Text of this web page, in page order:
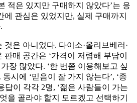
적은 있지만 구매하지 않았다’는 응
에 관심은 있었지만, 실제 구매까지
것은 아니었다. 다이소·올리브베러·
매 공간은 ‘가격이 저렴해 부담이
장 많았다. ‘한 번쯤 이용해보고 싶
시에 ‘믿음이 잘 가지 않는다’, ‘종
답이 각각 2명, ‘젊은 사람들이 가는
을 골라야 할지 모르겠고 선택하기